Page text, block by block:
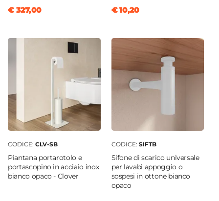
€ 327,00 € 10,20
CODICE: CLV-SB
Piantana portarotolo e
portascopino in acciaio inox
bianco opaco - Clover
CODICE: SIFTB
Sifone di scarico universale
per lavabi appoggio o
sospesi in ottone bianco
opaco